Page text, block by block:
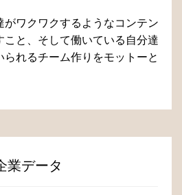
ワクワクするようなコンテン
と、そして働いている自分達
れるチーム作りをモットーと
業データ